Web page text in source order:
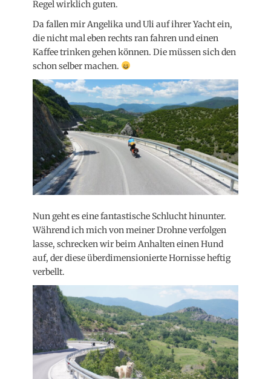
Regel wirklich guten.
Da fallen mir Angelika und Uli auf ihrer Yacht ein,
die nicht mal eben rechts ran fahren und einen
Kaffee trinken gehen können. Die müssen sich den
schon selber machen.
Nun geht es eine fantastische Schlucht hinunter.
Während ich mich von meiner Drohne verfolgen
lasse, schrecken wir beim Anhalten einen Hund
auf, der diese überdimensionierte Hornisse heftig
verbellt.